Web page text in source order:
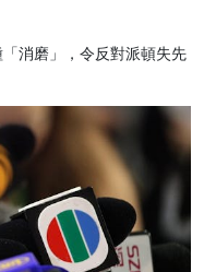
消磨」，令反對派頓失先